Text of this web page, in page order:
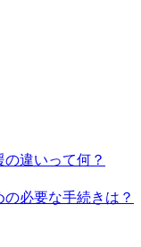
違いって何？
必要な手続きは？